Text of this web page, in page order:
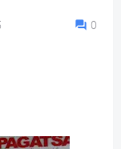
0